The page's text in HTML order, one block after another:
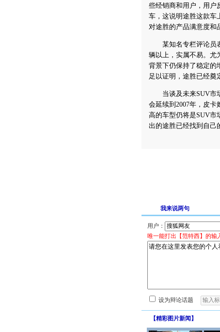
些经销商和用户，用户
车，这说明途胜这款车
对途胜的产品满意度和
某知名专栏评论员表
辆以上，实属不易。尤
背景下仍保持了稳定的
足以证明，途胜已经奠
当谈及未来SUV市场
会延续到2007年，皮
高的车型仍将是SUV市
出的途胜已经找到自己
我来说两句
用户：
唯一能打出【范特西】的输
设为辩论话题
【精彩图片新闻 】